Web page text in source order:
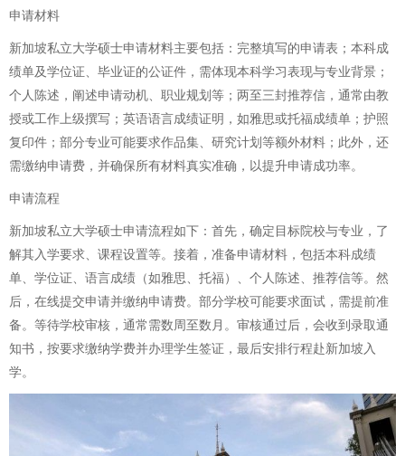
申请材料
新加坡私立大学硕士申请材料主要包括：完整填写的申请表；本科成
绩单及学位证、毕业证的公证件，需体现本科学习表现与专业背景；
个人陈述，阐述申请动机、职业规划等；两至三封推荐信，通常由教
授或工作上级撰写；英语语言成绩证明，如雅思或托福成绩单；护照
复印件；部分专业可能要求作品集、研究计划等额外材料；此外，还
需缴纳申请费，并确保所有材料真实准确，以提升申请成功率。
申请流程
新加坡私立大学硕士申请流程如下：首先，确定目标院校与专业，了
解其入学要求、课程设置等。接着，准备申请材料，包括本科成绩
单、学位证、语言成绩（如雅思、托福）、个人陈述、推荐信等。然
后，在线提交申请并缴纳申请费。部分学校可能要求面试，需提前准
备。等待学校审核，通常需数周至数月。审核通过后，会收到录取通
知书，按要求缴纳学费并办理学生签证，最后安排行程赴新加坡入
学。